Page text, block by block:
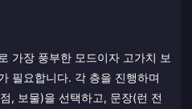
가장 풍부한 모드이자 고가치 보
필요합니다. 각 층을 진행하며
, 보물)을 선택하고, 문장(런 전